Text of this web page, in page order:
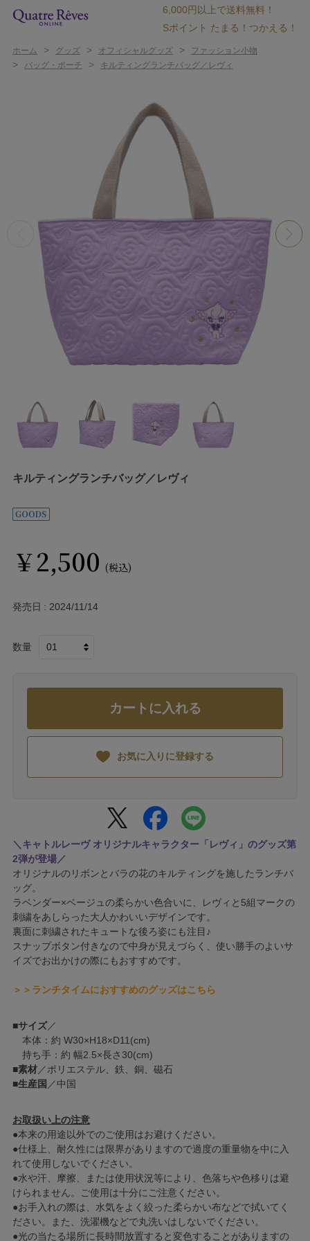
6,000円以上で送料無料！
Sポイント たまる！つかえる！
ホーム > グッズ > オフィシャルグッズ > ファッション小物
> バッグ・ポーチ > キルティングランチバッグ／レヴィ
キルティングランチバッグ／レヴィ
￥2,500 (税込)
発売日 2024/11/14
数量
カートに入れる
お気に入りに登録する
＼キャトルレーヴ オリジナルキャラクター「レヴィ」のグッズ第
2弾が登場／
オリジナルのリボンとバラの花のキルティングを施したランチバ
ッグ。
ラベンダー×ベージュの柔らかい色合いに、レヴィと5組マークの
刺繍をあしらった大人かわいいデザインです。
裏面に刺繍されたキュートな後ろ姿にも注目♪
スナップボタン付きなので中身が見えづらく、使い勝手のよいサ
イズでお出かけの際にもおすすめです。
＞＞ランチタイムにおすすめのグッズはこちら
■サイズ／
本体：約 W30×H18×D11(cm)
持ち手：約 幅2.5×長さ30(cm)
■素材／ポリエステル、鉄、銅、磁石
■生産国 ／中国
お取扱い上の注意
●本来の用途以外でのご使用はお避けください。
●仕様上、耐久性には限界がありますので過度の重量物を中に入
れて使用しないでください。
●水や汗、摩擦、または使用状況等により、色落ちや色移りは避
けられません。ご使用は十分にご注意ください。
●お手入れの際は、水気をよく絞った柔らかい布などで拭いてく
ださい。また、洗濯機などで丸洗いはしないでください。
●光の当たる場所に長時間放置すると変色することがありますの